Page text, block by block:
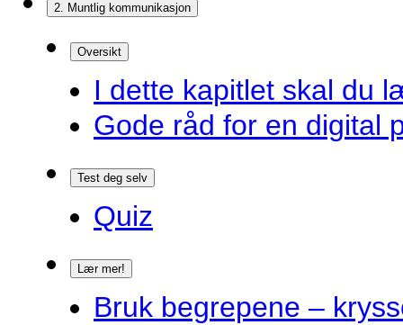
2. Muntlig kommunikasjon
Oversikt
I dette kapitlet skal du
Gode råd for en digital
Test deg selv
Quiz
Lær mer!
Bruk begrepene –